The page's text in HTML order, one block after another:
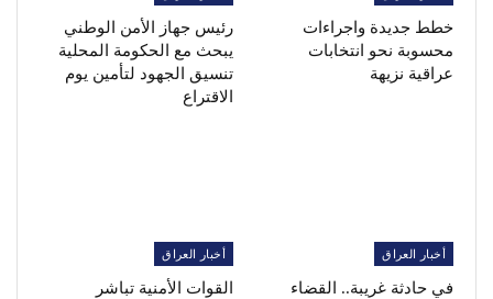
خطط جديدة واجراءات
محسوبة نحو انتخابات
عراقية نزيهة
رئيس جهاز الأمن الوطني
يبحث مع الحكومة المحلية
تنسيق الجهود لتأمين يوم
الاقتراع
أخبار العراق
في حادثة غريبة.. القضاء
أخبار العراق
القوات الأمنية تباشر